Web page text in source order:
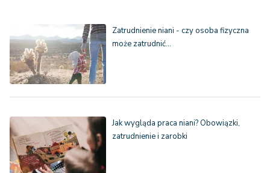
Zatrudnienie niani - czy osoba fizyczna
może zatrudnić…
Jak wygląda praca niani? Obowiązki,
zatrudnienie i zarobki